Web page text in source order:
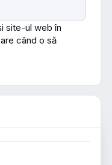
site-ul web în
când o să